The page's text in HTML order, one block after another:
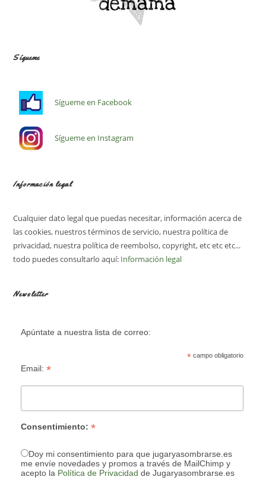
Sígueme
Sígueme en Facebook
Sígueme en Instagram
Información legal
Cualquier dato legal que puedas necesitar, información acerca de
las cookies, nuestros términos de servicio, nuestra política de
privacidad, nuestra política de reembolso, copyright, etc etc etc...
todo puedes consultarlo aquí: Información legal
Newsletter
Apúntate a nuestra lista de correo:
*campo obligatorio
Email: *
Consentimiento: *
Doy mi consentimiento para que jugaryasombrarse.es
me envíe novedades y promos a través de MailChimp y
acepto la Política de Privacidad de Jugaryasombrarse.es